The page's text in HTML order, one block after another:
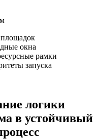
окна
рамки
запуска
логики
в устойчивый